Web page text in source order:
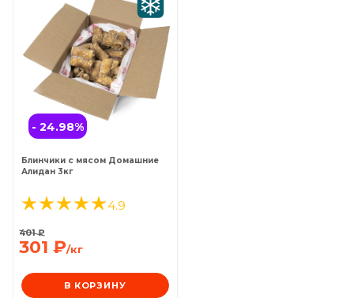
- 24.98%
Блинчики с мясом Домашние
Алидан 3кг
4.9
301 ₽/кг
401₽
В КОРЗИНУ